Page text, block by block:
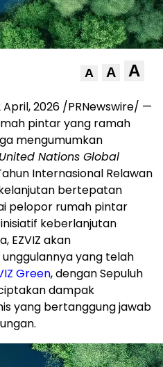
A A A
April, 2026 /PRNewswire/ —
pintar yang ramah
mengumumkan
United Nations Global
Internasional Relawan
bertepatan
pelopor rumah pintar
keberlanjutan
EZVIZ akan
yang telah
Green, dengan Sepuluh
dampak
yang bertanggung jawab